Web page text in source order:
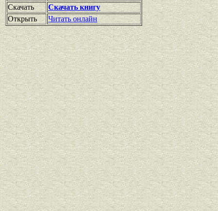
Скачать
Скачать книгу
Открыть
Читать онлайн